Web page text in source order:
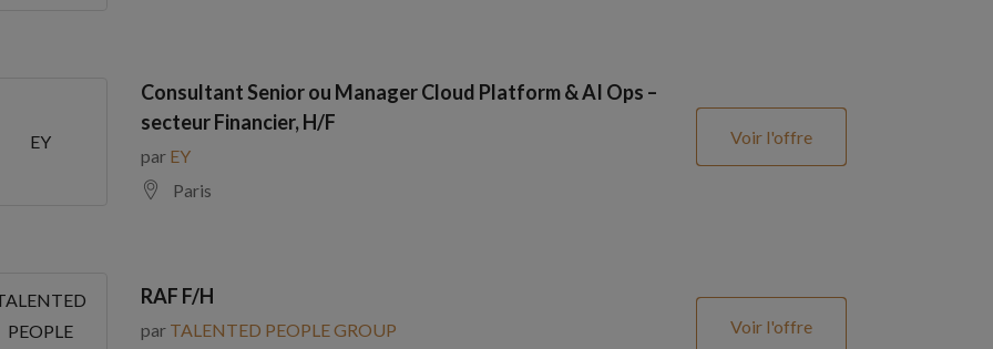
EY
Consultant Senior ou Manager Cloud Platform & AI Ops –
secteur Financier, H/F
par EY
Paris
Voir l'offre
PEOPLE
RAF F/H
par TALENTED PEOPLE GROUP
Voir l'offre